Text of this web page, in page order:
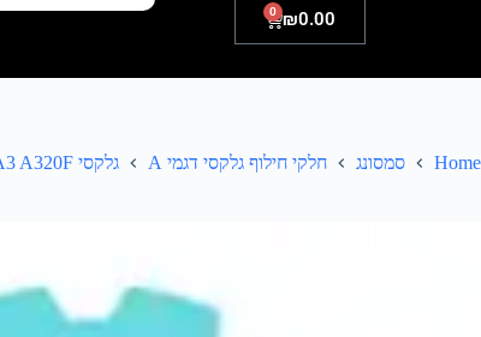
₪0.00
0
Home סמסונג חלקי חילוף גלקסי דגמי A גלקסי A3 A320F גלקסי